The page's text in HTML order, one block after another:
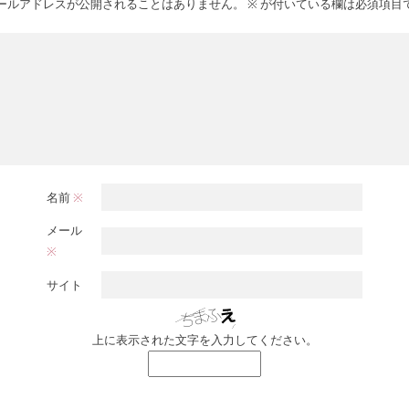
ルアドレスが公開されることはありません。 ※ が付いている欄は必須項目
名前 ※
メール
※
サイト
上に表示された文字を入力してください。